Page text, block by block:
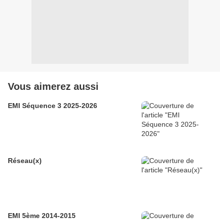
Vous aimerez aussi
EMI Séquence 3 2025-2026
Réseau(x)
EMI 5ème 2014-2015